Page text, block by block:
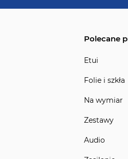
Polecane
Etui
Folie i szkła
Na wymiar
Zestawy
Audio